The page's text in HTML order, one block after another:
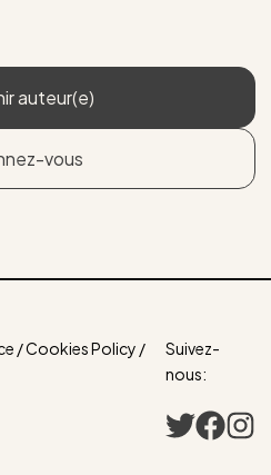
auteur(e)
vous
/ Cookies Policy /
Suivez-
nous: